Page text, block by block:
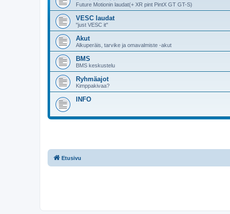
Future Motionin laudat(+ XR pint PintX GT GT-S)
VESC laudat
"just VESC it"
Akut
Alkuperäis, tarvike ja omavalmiste -akut
BMS
BMS keskustelu
Ryhmäajot
Kimppakivaa?
INFO
Etusivu